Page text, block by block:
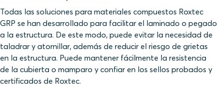
Todas las soluciones para materiales compuestos Roxtec
GRP se han desarrollado para facilitar el laminado o pegado
a la estructura. De este modo, puede evitar la necesidad de
taladrar y atornillar, además de reducir el riesgo de grietas
en la estructura. Puede mantener fácilmente la resistencia
de la cubierta o mamparo y confiar en los sellos probados y
certificados de Roxtec.